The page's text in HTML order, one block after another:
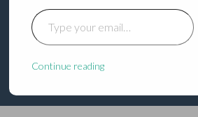
भविष्यपुराण –
अध्याय ५९
Type your email…
Continue reading